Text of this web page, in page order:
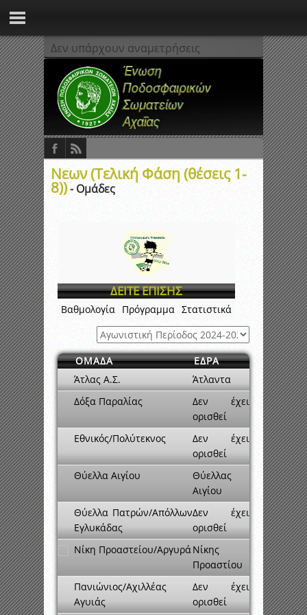
Δεν υπάρχουν αναμετρήσεις
Νεων (Τελική Φάση (θέσεις 1-
8))- Ομάδες
ΔΕΙΤΕ ΕΠΙΣΗΣ
Βαθμολογία Πρόγραμμα Στατιστικά
ΟΜΑΔΑ
ΕΔΡΑ
Άτλας Α.Σ.
Άτλαντα
Δόξα Παραλίας
Δεν έχει
ορισθεί
Εθνικός/Πολύτεκνος
Δεν έχει
ορισθεί
Θύελλα Αιγίου
Θύελλας
Αιγίου
Θύελλα Πατρών/Απόλλων
Εγλυκάδας
Δεν έχει
ορισθεί
Νίκη Προαστείου/ΑργυράΝίκης
Προαστίου
Πανιώνιος/Αχιλλέας
Αγυιάς
Δεν έχει
ορισθεί